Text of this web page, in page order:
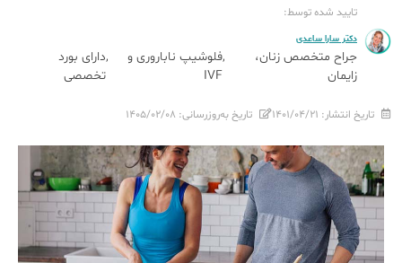
تایید شده توسط:
دکتر سارا ساعدی
جراح متخصص زنان،
زایمان
فلوشیپ ناباروری و
IVF
دارای بورد
تخصصی
تاریخ انتشار: ۱۴۰۱/۰۴/۲۱ تاریخ به‌روزرسانی: ۱۴۰۵/۰۲/۰۸